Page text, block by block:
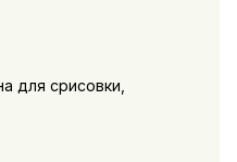
для срисовки,